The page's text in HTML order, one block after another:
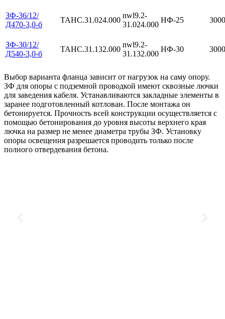
ЗФ-36/12/
Д470-3,0-б
ТАНС.31.024.000
nwl9.2-
31.024.000
НФ-25 3000
ЗФ-30/12/
Д540-3,0-б
ТАНС.31.132.000
nwl9.2-
31.132.000
НФ-30 3000
Выбор варианта фланца зависит от нагрузок на саму опору.
ЗФ для опоры с подземной проводкой имеют сквозные лючки
для заведения кабеля. Устанавливаются закладные элементы в
заранее подготовленный котлован. После монтажа он
бетонируется. Прочность всей конструкции осуществляется с
помощью бетонирования до уровня высоты верхнего края
лючка на размер не менее диаметра трубы ЗФ. Установку
опоры освещения разрешается проводить только после
полного отвердевания бетона.